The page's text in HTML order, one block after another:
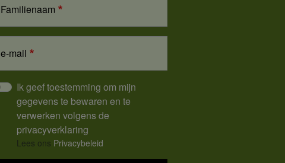
Familienaam
e-mail
Ik geef toestemming om mijn
gegevens te bewaren en te
verwerken volgens de
privacyverklaring
Lees ons Privacybeleid